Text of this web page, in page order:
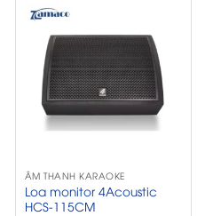
ÂM THANH KARAOKE
Loa monitor 4Acoustic
HCS-115CM